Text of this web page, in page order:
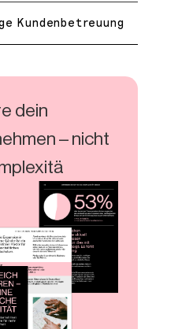
Kundenbetreuung
dein
– nicht